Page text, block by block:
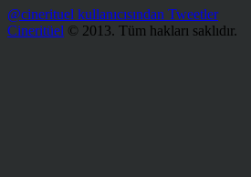
@cinerituel kullanıcısından Tweetler
Cineritüel © 2013. Tüm hakları saklıdır.